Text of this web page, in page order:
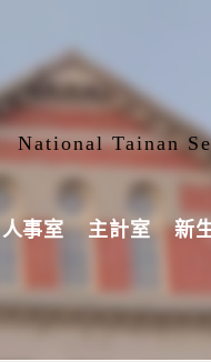
National Tainan
人事室 主計室 新